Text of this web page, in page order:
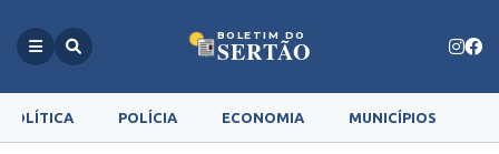
BOLETIM DO
SERTÃO
POLÍTICA POLÍCIA ECONOMIA MUNICÍPIOS